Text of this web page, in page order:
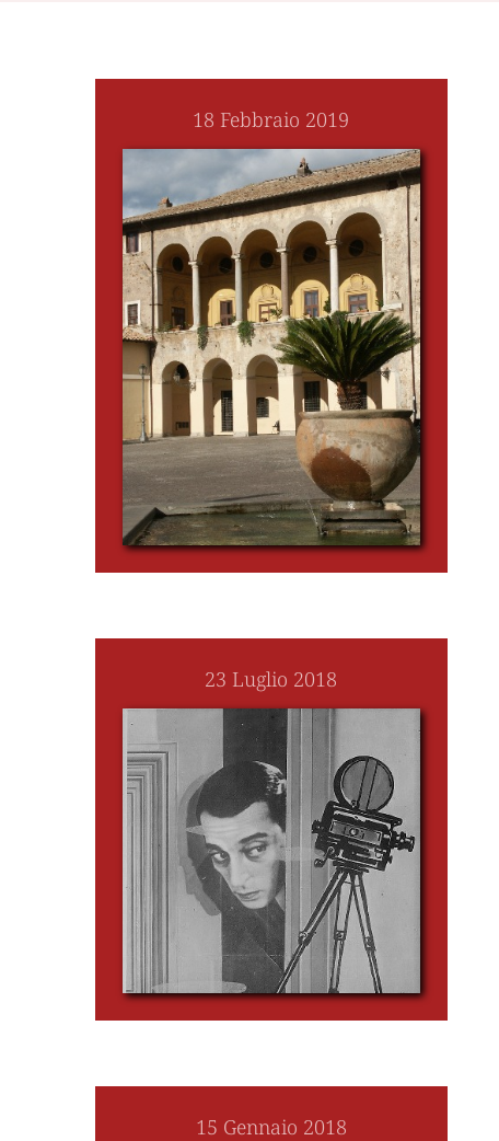
18 Febbraio 2019
23 Luglio 2018
15 Gennaio 2018